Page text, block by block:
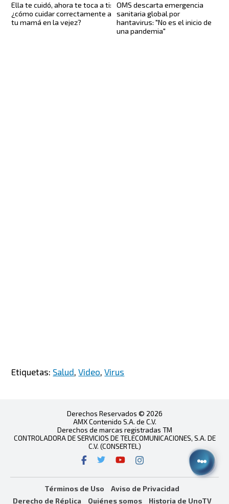
Ella te cuidó, ahora te toca a ti:
¿cómo cuidar correctamente a
tu mamá en la vejez?
OMS descarta emergencia
sanitaria global por
hantavirus: "No es el inicio de
una pandemia"
Etiquetas: Salud,Video,Virus
Derechos Reservados © 2026
AMX Contenido S.A. de C.V.
Derechos de marcas registradas TM
CONTROLADORA DE SERVICIOS DE TELECOMUNICACIONES, S.A. DE
C.V. (CONSERTEL)
Términos de Uso
Aviso de Privacidad
Derecho de Réplica
Quiénes somos Historia de UnoTV